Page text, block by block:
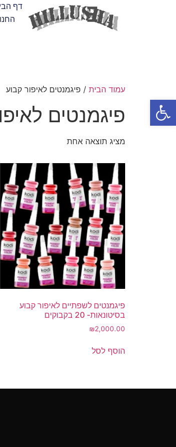
פתח סרגל נגישות
דף
עמוד הבית / פיגמנטים לאיפור קבוע
פיגמנטים
מציג תוצאה אחת
פיגמנטים לשפתיים לאיפור קבוע
בסיטונאות- 20 בקבוקים
₪2,000.00
הוסף לסל